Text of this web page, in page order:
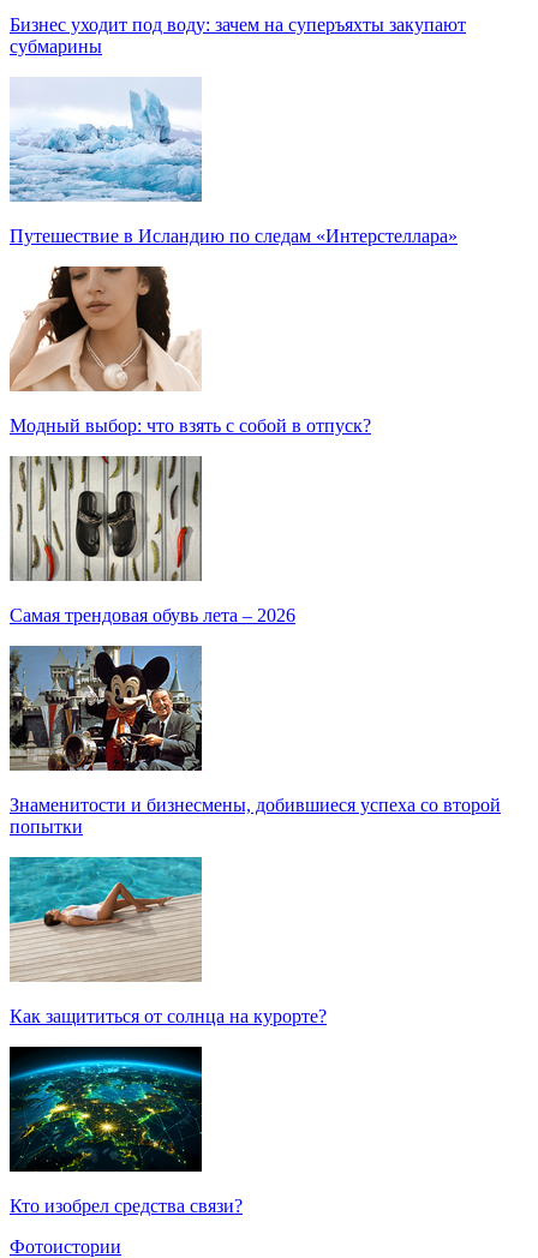
Бизнес уходит под воду: зачем на суперъяхты закупают
субмарины
Путешествие в Исландию по следам «Интерстеллара»
Модный выбор: что взять с собой в отпуск?
Самая трендовая обувь лета – 2026
Знаменитости и бизнесмены, добившиеся успеха со второй
попытки
Как защититься от солнца на курорте?
Кто изобрел средства связи?
Фотоистории